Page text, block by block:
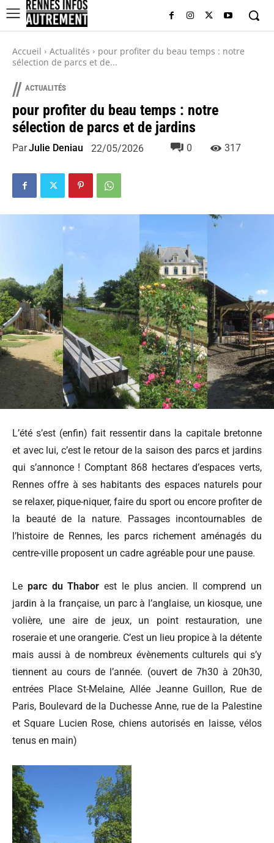
Accueil Actualités
pour profiter du beau temps : notre
sélection de parcs et de...
// ACTUALITÉS
pour profiter du beau temps : notre
sélection de parcs et de jardins
ParJulie Deniau 22/05/2026 0 317
L’été s’est (enfin) fait ressentir dans la capitale bretonne
et avec lui, c’est le retour de la saison des parcs et jardins
qui s’annonce ! Comptant 868 hectares d’espaces verts,
Rennes offre à ses habitants des espaces naturels pour
se relaxer, pique-niquer, faire du sport ou encore profiter de
la beauté de la nature. Passages incontournables de
l’histoire de Rennes, les parcs richement aménagés du
centre-ville proposent un cadre agréable pour une pause.
Le parc du Thabor est le plus ancien. Il comprend un
jardin à la française, un parc à l’anglaise, un kiosque, une
volière, une aire de jeux, un point restauration, une
roseraie et une orangerie. C’est un lieu propice à la détente
mais aussi à de nombreux évènements culturels qui s’y
tiennent au cours de l’année. (ouvert de 7h30 à 20h30,
entrées Place St-Melaine, Allée Jeanne Guillon, Rue de
Paris, Boulevard de la Duchesse Anne, rue de la Palestine
et Square Lucien Rose, chiens autorisés en laisse, vélos
tenus en main)